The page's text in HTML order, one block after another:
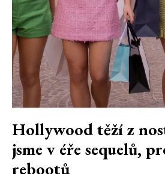
Hollywood těží z
jsme v éře sequelů,
rebootů